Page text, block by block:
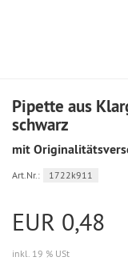
Pipette aus
schwarz
mit
Art.Nr.: 1722k911
EUR 0,48
inkl. 19 % USt